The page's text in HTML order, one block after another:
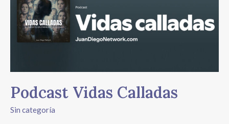
Podcast Vidas Calladas
Sin categoría